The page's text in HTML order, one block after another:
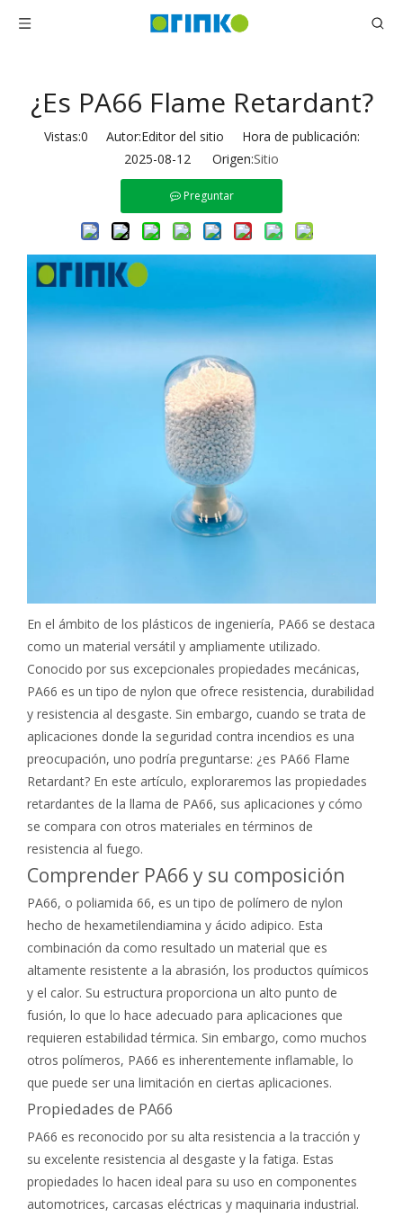
¿Es PA66 Flame Retardant?
Vistas:0 Autor:Editor del sitio Hora de publicación:
2025-08-12 Origen:Sitio
Preguntar
En el ámbito de los plásticos de ingeniería, PA66 se destaca
como un material versátil y ampliamente utilizado.
Conocido por sus excepcionales propiedades mecánicas,
PA66 es un tipo de nylon que ofrece resistencia, durabilidad
y resistencia al desgaste. Sin embargo, cuando se trata de
aplicaciones donde la seguridad contra incendios es una
preocupación, uno podría preguntarse: ¿es PA66 Flame
Retardant? En este artículo, exploraremos las propiedades
retardantes de la llama de PA66, sus aplicaciones y cómo
se compara con otros materiales en términos de
resistencia al fuego.
Comprender PA66 y su composición
PA66, o poliamida 66, es un tipo de polímero de nylon
hecho de hexametilendiamina y ácido adipico. Esta
combinación da como resultado un material que es
altamente resistente a la abrasión, los productos químicos
y el calor. Su estructura proporciona un alto punto de
fusión, lo que lo hace adecuado para aplicaciones que
requieren estabilidad térmica. Sin embargo, como muchos
otros polímeros, PA66 es inherentemente inflamable, lo
que puede ser una limitación en ciertas aplicaciones.
Propiedades de PA66
PA66 es reconocido por su alta resistencia a la tracción y
su excelente resistencia al desgaste y la fatiga. Estas
propiedades lo hacen ideal para su uso en componentes
automotrices, carcasas eléctricas y maquinaria industrial.